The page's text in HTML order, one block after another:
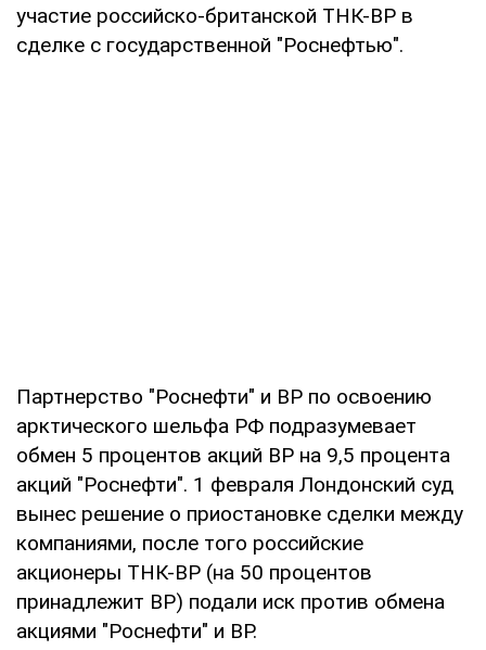
участие российско-британской ТНК-BP в
сделке с государственной "Роснефтью".
Партнерство "Роснефти" и BP по освоению
арктического шельфа РФ подразумевает
обмен 5 процентов акций BP на 9,5 процента
акций "Роснефти". 1 февраля Лондонский суд
вынес решение о приостановке сделки между
компаниями, после того российские
акционеры ТНК-BP (на 50 процентов
принадлежит BP) подали иск против обмена
акциями "Роснефти" и ВР.